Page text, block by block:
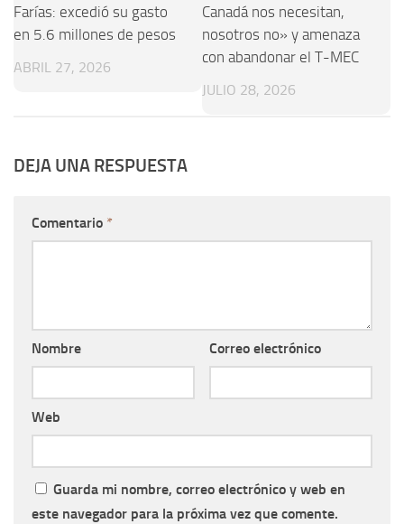
Farías: excedió su gasto
en 5.6 millones de pesos
ABRIL 27, 2026
Canadá nos necesitan,
nosotros no» y amenaza
con abandonar el T-MEC
JULIO 28, 2026
DEJA UNA RESPUESTA
Comentario *
Nombre Correo electrónico
Web
Guarda mi nombre, correo electrónico y web en
este navegador para la próxima vez que comente.